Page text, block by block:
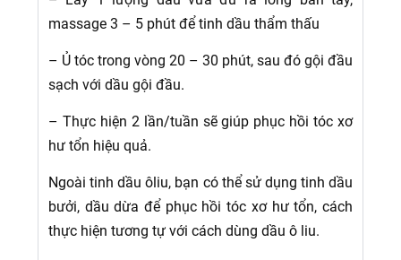
massage 3 – 5 phút để tinh dầu thẩm thấu
– Ủ tóc trong vòng 20 – 30 phút, sau đó gội đầu
sạch với dầu gội đầu.
– Thực hiện 2 lần/tuần sẽ giúp phục hồi tóc xơ
hư tổn hiệu quả.
Ngoài tinh dầu ôliu, bạn có thể sử dụng tinh dầu
bưởi, dầu dừa để phục hồi tóc xơ hư tổn, cách
thực hiện tương tự với cách dùng dầu ô liu.